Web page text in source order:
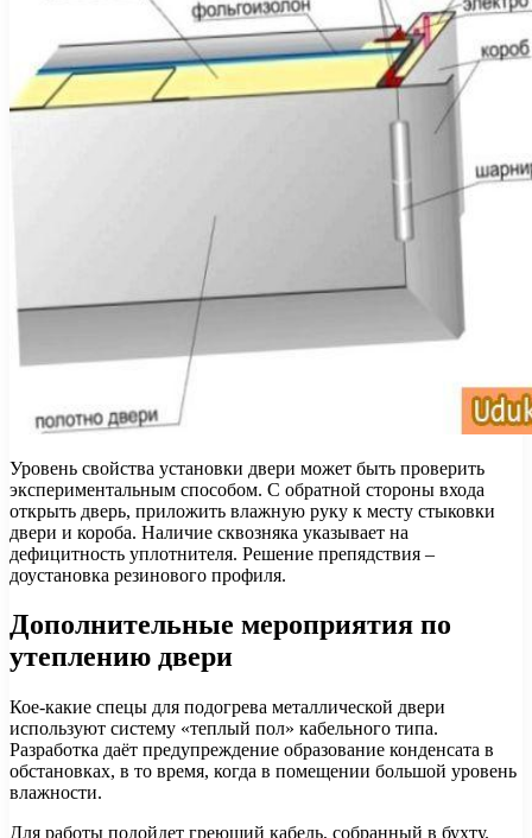
Уровень свойства установки двери может быть проверить
экспериментальным способом. С обратной стороны входа
открыть дверь, приложить влажную руку к месту стыковки
двери и короба. Наличие сквозняка указывает на
дефицитность уплотнителя. Решение препядствия –
доустановка резинового профиля.
Дополнительные мероприятия по
утеплению двери
Кое-какие спецы для подогрева металлической двери
используют систему «теплый пол» кабельного типа.
Разработка даёт предупреждение образование конденсата в
обстановках, в то время, когда в помещении большой уровень
влажности.
Для работы подойдет греющий кабель, собранный в бухту.